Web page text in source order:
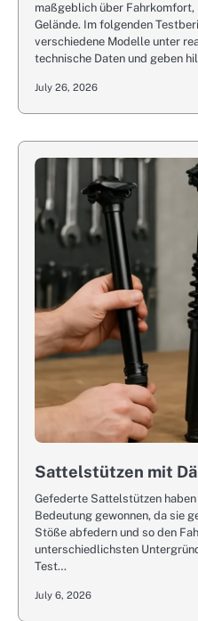
maßgeblich über
Gelände. Im folgenden
verschiedene Modelle unter
technische Daten und geben
July 26, 2026
Sattelstützen mit
Gefederte Sattelstützen
Bedeutung gewonnen, da sie
Stöße abfedern und so den
unterschiedlichsten
Test…
July 6, 2026